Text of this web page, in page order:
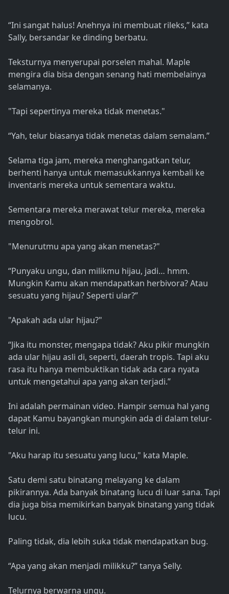
“Ini sangat halus! Anehnya ini membuat rileks,” kata
Sally, bersandar ke dinding berbatu.
Teksturnya menyerupai porselen mahal. Maple
mengira dia bisa dengan senang hati membelainya
selamanya.
"Tapi sepertinya mereka tidak menetas."
“Yah, telur biasanya tidak menetas dalam semalam.”
Selama tiga jam, mereka menghangatkan telur,
berhenti hanya untuk memasukkannya kembali ke
inventaris mereka untuk sementara waktu.
Sementara mereka merawat telur mereka, mereka
mengobrol.
"Menurutmu apa yang akan menetas?"
“Punyaku ungu, dan milikmu hijau, jadi… hmm.
Mungkin Kamu akan mendapatkan herbivora? Atau
sesuatu yang hijau? Seperti ular?”
"Apakah ada ular hijau?"
“Jika itu monster, mengapa tidak? Aku pikir mungkin
ada ular hijau asli di, seperti, daerah tropis. Tapi aku
rasa itu hanya membuktikan tidak ada cara nyata
untuk mengetahui apa yang akan terjadi.”
Ini adalah permainan video. Hampir semua hal yang
dapat Kamu bayangkan mungkin ada di dalam telur-
telur ini.
"Aku harap itu sesuatu yang lucu," kata Maple.
Satu demi satu binatang melayang ke dalam
pikirannya. Ada banyak binatang lucu di luar sana. Tapi
dia juga bisa memikirkan banyak binatang yang tidak
lucu.
Paling tidak, dia lebih suka tidak mendapatkan bug.
“Apa yang akan menjadi milikku?” tanya Selly.
Telurnya berwarna ungu.